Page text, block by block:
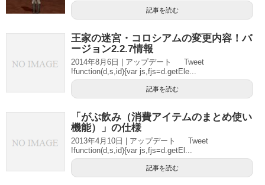
記事を読む
王家の迷宮・コロシアムの変更内容！バ
ージョン2.2.7情報
2014年8月6日 | アップデート Tweet
!function(d,s,id){var js,fjs=d.getEle...
記事を読む
「がぶ飲み（消費アイテムのまとめ使い
機能）」の仕様
2013年4月10日 | アップデート Tweet
!function(d,s,id){var js,fjs=d.getEl...
記事を読む